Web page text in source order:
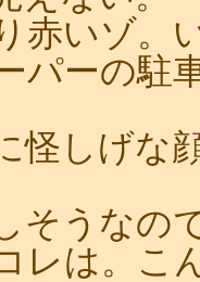
赤いゾ。
パーの駐
怪しげな
そうなの
レは。こ